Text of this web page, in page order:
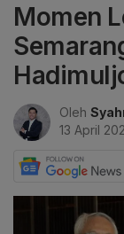
Momen
Oleh
13 April